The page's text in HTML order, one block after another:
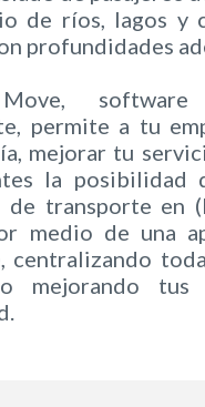
de ríos, lagos y
profundidades
permite a tu
mejorar tu
la posibilidad
de transporte en
medio de una
centralizando
mejorando tus